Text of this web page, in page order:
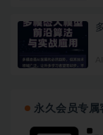
永久会员专属